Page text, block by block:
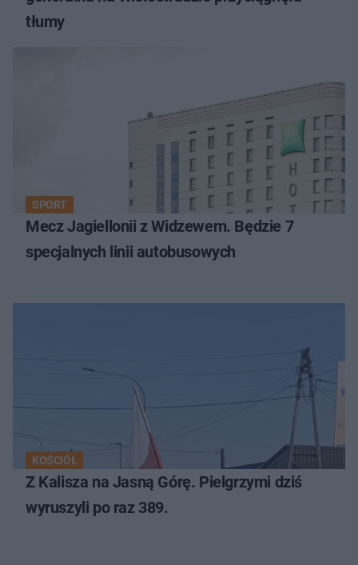
tłumy
SPORT
Mecz Jagiellonii z Widzewem. Będzie 7
specjalnych linii autobusowych
KOŚCIÓŁ
Z Kalisza na Jasną Górę. Pielgrzymi dziś
wyruszyli po raz 389.